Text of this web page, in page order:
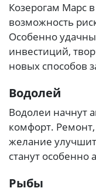
Козерогам Марс
возможность
Особенно
инвестиций,
новых способов
Водолей
Водолеи начнут
комфорт.
желание
станут особенно
Рыбы